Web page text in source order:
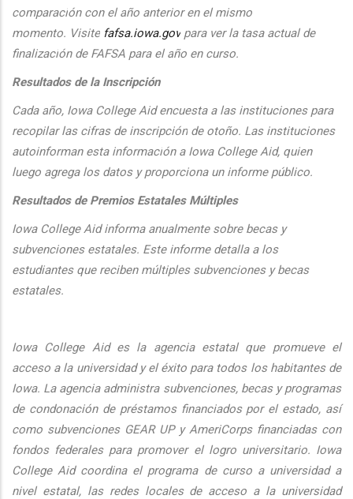
comparación con el año anterior en el mismo
momento. Visite fafsa.iowa.gov para ver la tasa actual de
finalización de FAFSA para el año en curso.
Resultados de la Inscripción
Cada año, Iowa College Aid encuesta a las instituciones para
recopilar las cifras de inscripción de otoño. Las instituciones
autoinforman esta información a Iowa College Aid, quien
luego agrega los datos y proporciona un informe público.
Resultados de Premios Estatales Múltiples
Iowa College Aid informa anualmente sobre becas y
subvenciones estatales. Este informe detalla a los
estudiantes que reciben múltiples subvenciones y becas
estatales.
Iowa College Aid es la agencia estatal que promueve el
acceso a la universidad y el éxito para todos los habitantes de
Iowa. La agencia administra subvenciones, becas y programas
de condonación de préstamos financiados por el estado, así
como subvenciones GEAR UP y AmeriCorps financiadas con
fondos federales para promover el logro universitario. Iowa
College Aid coordina el programa de curso a universidad a
nivel estatal, las redes locales de acceso a la universidad